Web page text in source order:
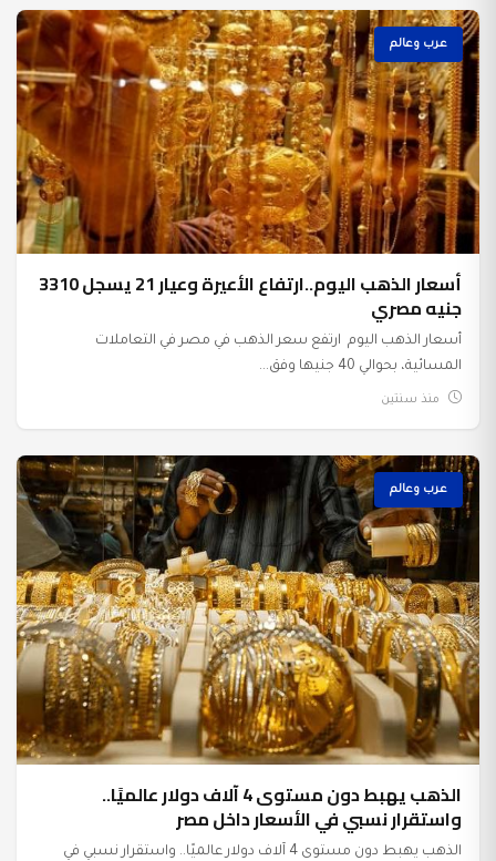
عرب وعالم
أسعار الذهب اليوم..ارتفاع الأعيرة وعيار 21 يسجل 3310
جنيه مصري
أسعار الذهب اليوم ارتفع سعر الذهب في مصر في التعاملات
المسائية، بحوالي 40 جنيها وفق...
منذ سنتين
عرب وعالم
الذهب يهبط دون مستوى 4 آلاف دولار عالميًا..
واستقرار نسبي في الأسعار داخل مصر
الذهب يهبط دون مستوى 4 آلاف دولار عالميًا.. واستقرار نسبي في